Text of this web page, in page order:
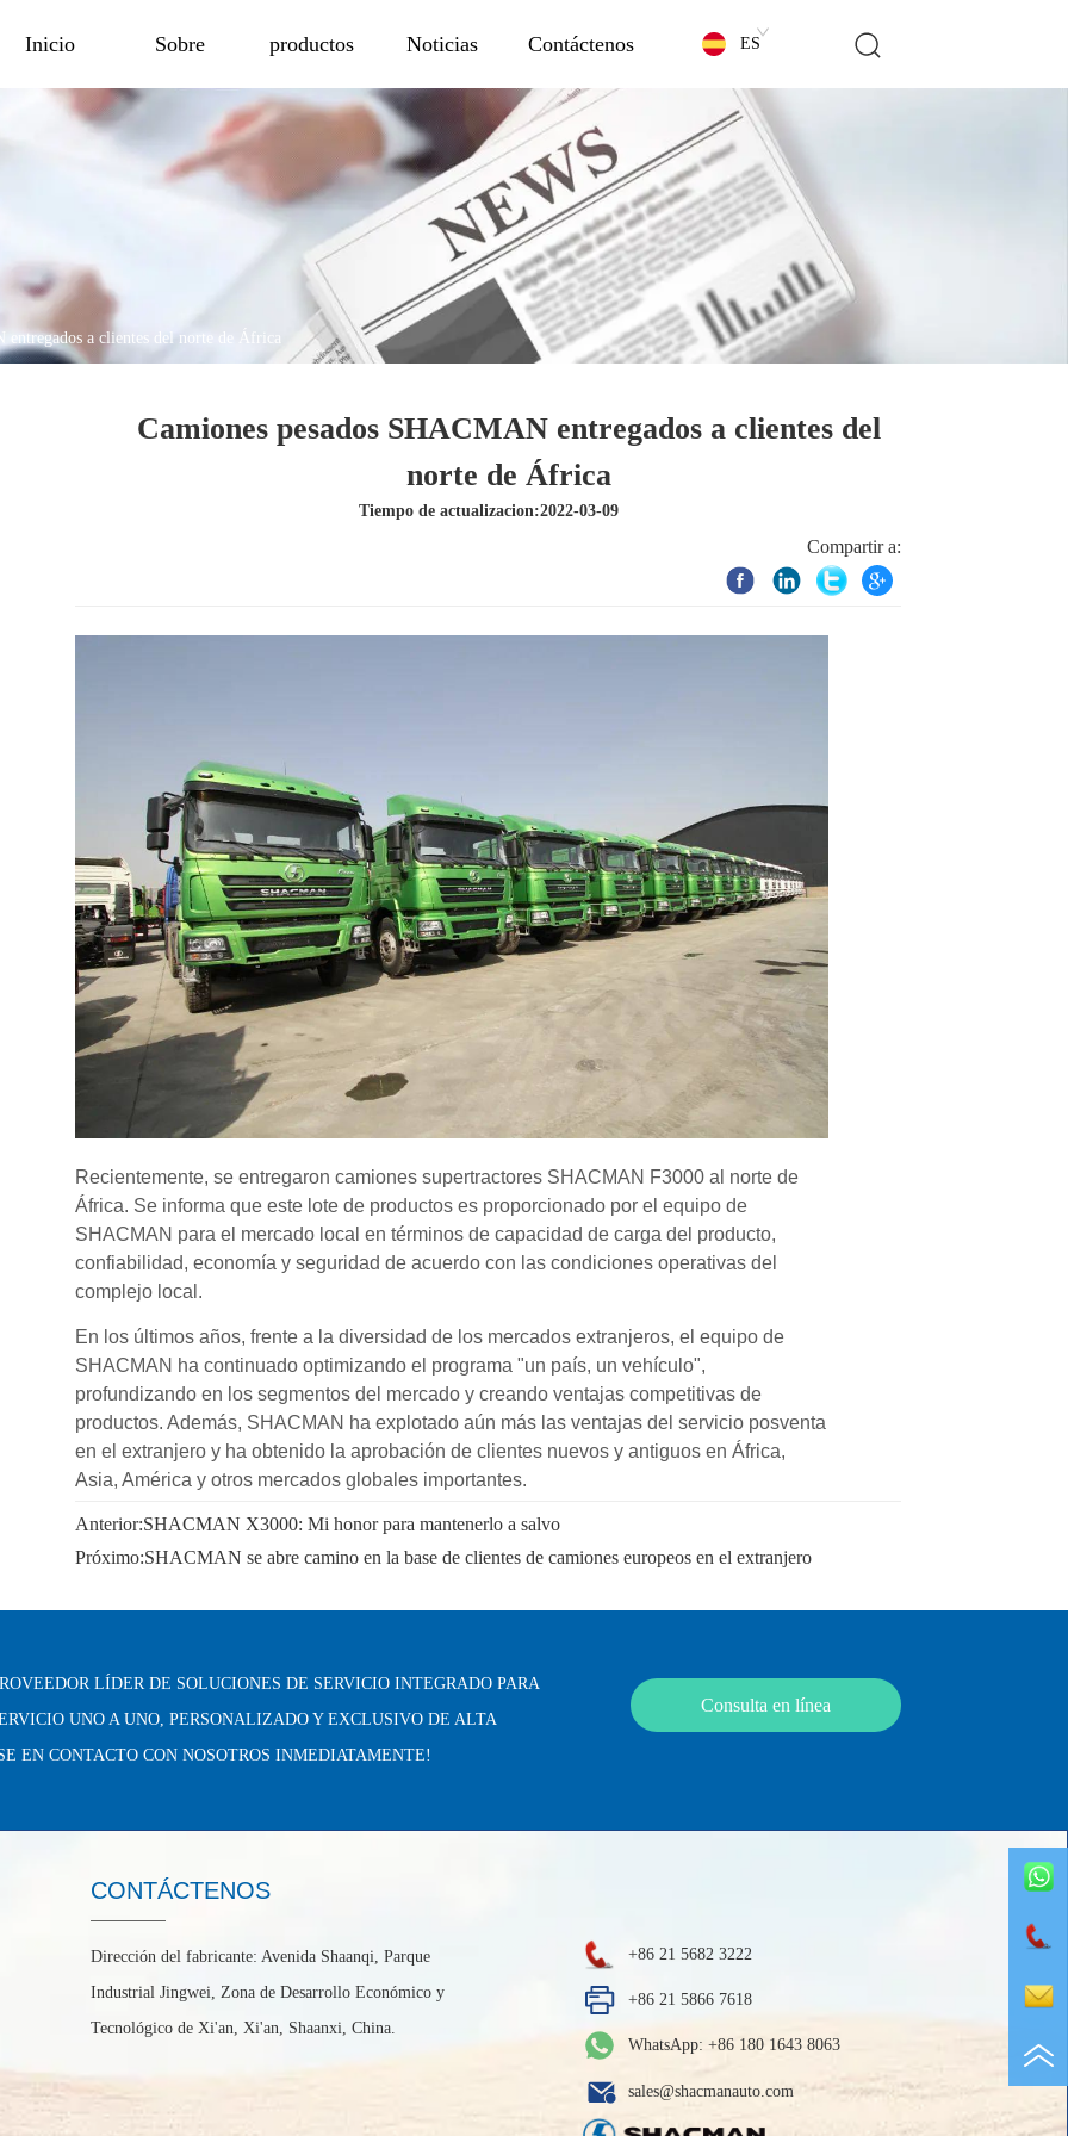
Inicio Sobre productos Noticias Contáctenos ES
entregados a clientes del norte de África
Camiones pesados SHACMAN entregados a clientes del
norte de África
Tiempo de actualizacion:2022-03-09
Compartir a:
Anterior:SHACMAN X3000: Mi honor para mantenerlo a salvo
Próximo:SHACMAN se abre camino en la base de clientes de camiones europeos en el extranjero
LÍDER DE SOLUCIONES DE SERVICIO INTEGRADO PARA
UNO A UNO, PERSONALIZADO Y EXCLUSIVO DE ALTA
EN CONTACTO CON NOSOTROS INMEDIATAMENTE!
Consulta en línea
CONTÁCTENOS
Dirección del fabricante: Avenida Shaanqi, Parque
Industrial Jingwei, Zona de Desarrollo Económico y
Tecnológico de Xi'an, Xi'an, Shaanxi, China.
+86 21 5682 3222
+86 21 5866 7618
WhatsApp: +86 180 1643 8063
sales@shacmanauto.com